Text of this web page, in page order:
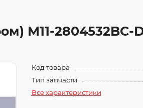
M11-2804532BC-
Код товара
Тип запчасти
Все характеристики